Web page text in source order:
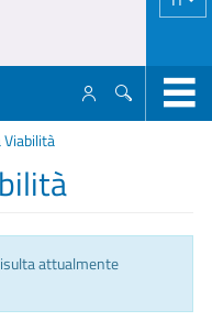
Viabilità
attualmente